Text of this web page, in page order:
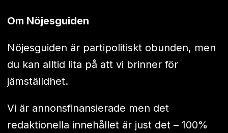
Om Nöjesguiden
Nöjesguiden är partipolitiskt obunden, men
du kan alltid lita på att vi brinner för
jämställdhet.
Vi är annonsfinansierade men det
redaktionella innehållet är just det – 100%